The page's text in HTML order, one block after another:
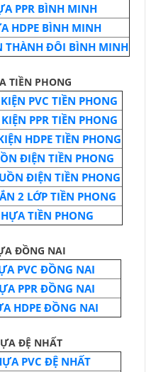
PPR BÌNH MINH
HDPE BÌNH MINH
THÀNH ĐÔI BÌNH MINH
TIỀN PHONG
PVC TIỀN PHONG
PPR TIỀN PHONG
HDPE TIỀN PHONG
ĐIỆN TIỀN PHONG
ĐIỆN TIỀN PHONG
2 LỚP TIỀN PHONG
TIỀN PHONG
ĐỒNG NAI
PVC ĐỒNG NAI
PPR ĐỒNG NAI
HDPE ĐỒNG NAI
ĐỆ NHẤT
PVC ĐỆ NHẤT